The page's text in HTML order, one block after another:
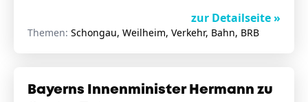
zur Detailseite »
Themen: Schongau, Weilheim, Verkehr, Bahn, BRB
Bayerns Innenminister Hermann zu